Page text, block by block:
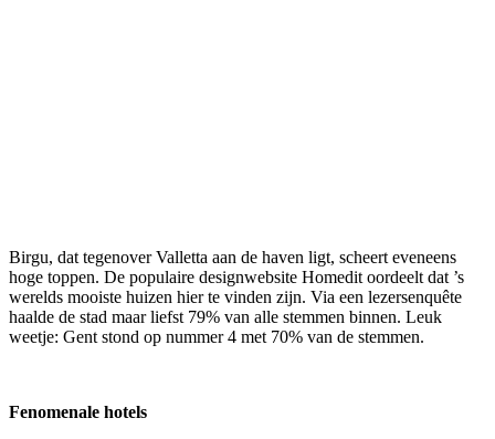
Birgu, dat tegenover Valletta aan de haven ligt, scheert eveneens
hoge toppen. De populaire designwebsite Homedit oordeelt dat ’s
werelds mooiste huizen hier te vinden zijn. Via een lezersenquête
haalde de stad maar liefst 79% van alle stemmen binnen. Leuk
weetje: Gent stond op nummer 4 met 70% van de stemmen.
Fenomenale hotels